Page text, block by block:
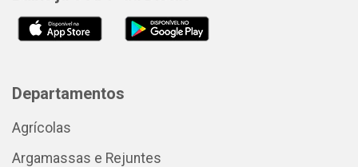
Departamentos
Agrícolas
Argamassas e Rejuntes